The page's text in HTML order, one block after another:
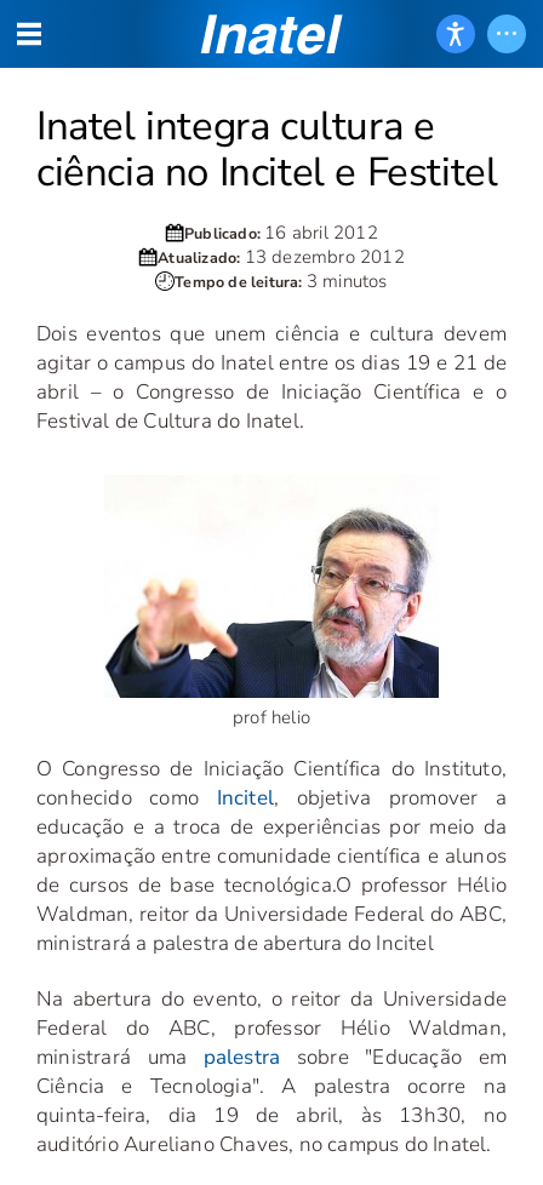
Inatel integra cultura e
ciência no Incitel e Festitel
Publicado: 16 abril 2012
Atualizado: 13 dezembro 2012
Tempo de leitura: 3 minutos
Dois eventos que unem ciência e cultura devem
agitar o campus do Inatel entre os dias 19 e 21 de
abril – o Congresso de Iniciação Científica e o
Festival de Cultura do Inatel.
prof helio
O Congresso de Iniciação Científica do Instituto,
conhecido como Incitel, objetiva promover a
educação e a troca de experiências por meio da
aproximação entre comunidade científica e alunos
de cursos de base tecnológica.O professor Hélio
Waldman, reitor da Universidade Federal do ABC,
ministrará a palestra de abertura do Incitel
Na abertura do evento, o reitor da Universidade
Federal do ABC, professor Hélio Waldman,
ministrará uma palestra sobre "Educação em
Ciência e Tecnologia". A palestra ocorre na
quinta-feira, dia 19 de abril, às 13h30, no
auditório Aureliano Chaves, no campus do Inatel.